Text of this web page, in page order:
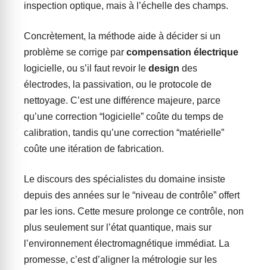
inspection optique, mais à l’échelle des champs.
Concrètement, la méthode aide à décider si un
problème se corrige par compensation électrique
logicielle, ou s’il faut revoir le design des
électrodes, la passivation, ou le protocole de
nettoyage. C’est une différence majeure, parce
qu’une correction “logicielle” coûte du temps de
calibration, tandis qu’une correction “matérielle”
coûte une itération de fabrication.
Le discours des spécialistes du domaine insiste
depuis des années sur le “niveau de contrôle” offert
par les ions. Cette mesure prolonge ce contrôle, non
plus seulement sur l’état quantique, mais sur
l’environnement électromagnétique immédiat. La
promesse, c’est d’aligner la métrologie sur les